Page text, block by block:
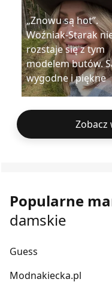
„Znowu są hot”.
Woźniak-Starak
rozstaje się z tym
modelem butów.
wygodne i piękne
Zobacz
Popularne
damskie
Guess
Modnakiecka.pl